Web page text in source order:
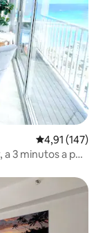
Classificação
4,91 (147)
a 3 minutos a pé